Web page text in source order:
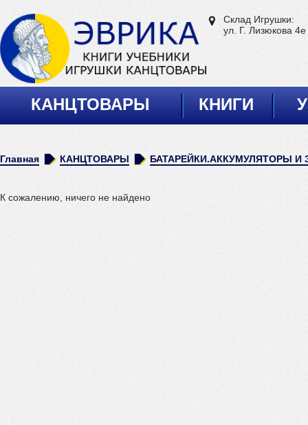
Склад Игрушки:
ул. Г. Лизюкова 4е
КАНЦТОВАРЫ КНИГИ
Главная КАНЦТОВАРЫ БАТАРЕЙКИ.АККУМУЛЯТОРЫ И
К сожалению, ничего не найдено